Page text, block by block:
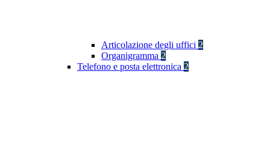
Articolazione degli uffici 2
Organigramma 2
Telefono e posta elettronica 2